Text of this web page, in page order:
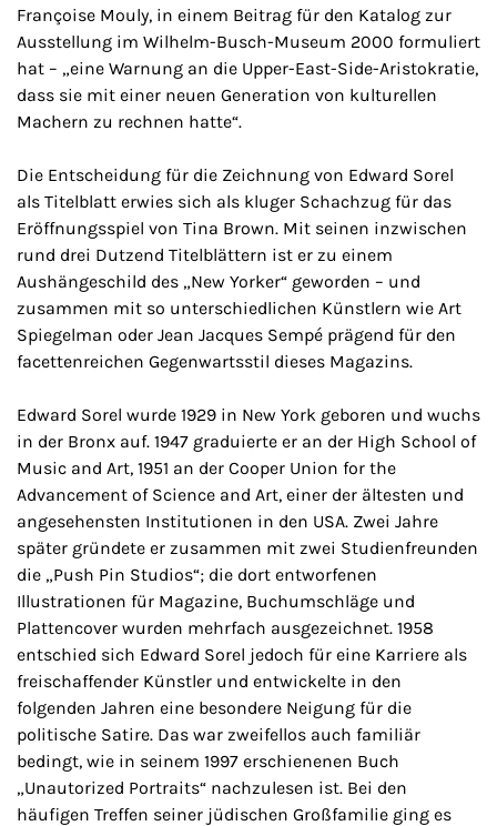
Françoise Mouly, in einem Beitrag für den Katalog zur
Ausstellung im Wilhelm-Busch-Museum 2000 formuliert
hat – „eine Warnung an die Upper-East-Side-Aristokratie,
dass sie mit einer neuen Generation von kulturellen
Machern zu rechnen hatte“.
Die Entscheidung für die Zeichnung von Edward Sorel
als Titelblatt erwies sich als kluger Schachzug für das
Eröffnungsspiel von Tina Brown. Mit seinen inzwischen
rund drei Dutzend Titelblättern ist er zu einem
Aushängeschild des „New Yorker“ geworden – und
zusammen mit so unterschiedlichen Künstlern wie Art
Spiegelman oder Jean Jacques Sempé prägend für den
facettenreichen Gegenwartsstil dieses Magazins.
Edward Sorel wurde 1929 in New York geboren und wuchs
in der Bronx auf. 1947 graduierte er an der High School of
Music and Art, 1951 an der Cooper Union for the
Advancement of Science and Art, einer der ältesten und
angesehensten Institutionen in den USA. Zwei Jahre
später gründete er zusammen mit zwei Studienfreunden
die „Push Pin Studios“; die dort entworfenen
Illustrationen für Magazine, Buchumschläge und
Plattencover wurden mehrfach ausgezeichnet. 1958
entschied sich Edward Sorel jedoch für eine Karriere als
freischaffender Künstler und entwickelte in den
folgenden Jahren eine besondere Neigung für die
politische Satire. Das war zweifellos auch familiär
bedingt, wie in seinem 1997 erschienenen Buch
„Unautorized Portraits“ nachzulesen ist. Bei den
häufigen Treffen seiner jüdischen Großfamilie ging es